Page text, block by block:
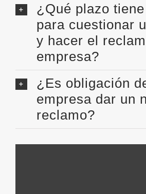
¿Qué plazo
para cuestionar
y hacer el
empresa?
¿Es obligación
empresa dar un
reclamo?